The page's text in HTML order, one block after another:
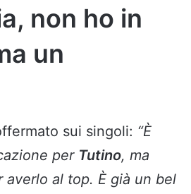
non ho in
un
sui singoli: “È
per Tutino, ma
averlo al top. È già un bel